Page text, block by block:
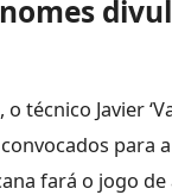
técnico Javier
para
fará o jogo